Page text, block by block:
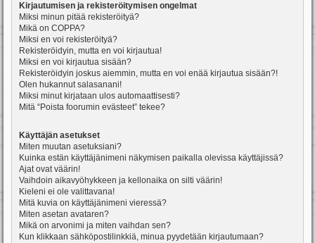
Kirjautumisen ja rekisteröitymisen ongelmat
Miksi minun pitää rekisteröityä?
Mikä on COPPA?
Miksi en voi rekisteröityä?
Rekisteröidyin, mutta en voi kirjautua!
Miksi en voi kirjautua sisään?
Rekisteröidyin joskus aiemmin, mutta en voi enää kirjautua sisään?!
Olen hukannut salasanani!
Miksi minut kirjataan ulos automaattisesti?
Mitä “Poista foorumin evästeet” tekee?
Käyttäjän asetukset
Miten muutan asetuksiani?
Kuinka estän käyttäjänimeni näkymisen paikalla olevissa käyttäjissä?
Ajat ovat väärin!
Vaihdoin aikavyöhykkeen ja kellonaika on silti väärin!
Kieleni ei ole valittavana!
Mitä kuvia on käyttäjänimeni vieressä?
Miten asetan avataren?
Mikä on arvonimi ja miten vaihdan sen?
Kun klikkaan sähköpostilinkkiä, minua pyydetään kirjautumaan?